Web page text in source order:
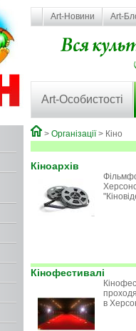
Art-Новини Art-
Art-Особистості
> Організації> Кіно
Кіноархів
Кінофестивалі
в